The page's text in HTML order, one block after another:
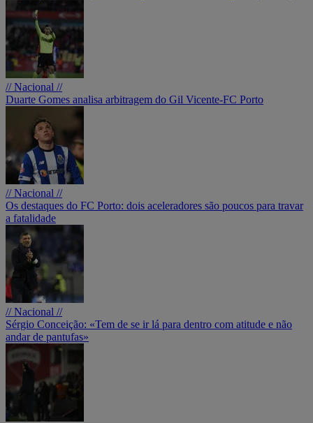
// Nacional //
Duarte Gomes analisa arbitragem do Gil Vicente-FC Porto
// Nacional //
Os destaques do FC Porto: dois aceleradores são poucos para travar
a fatalidade
// Nacional //
Sérgio Conceição: «Tem de se ir lá para dentro com atitude e não
andar de pantufas»